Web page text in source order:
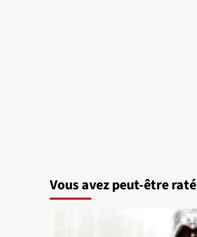
Vous avez peut-être raté